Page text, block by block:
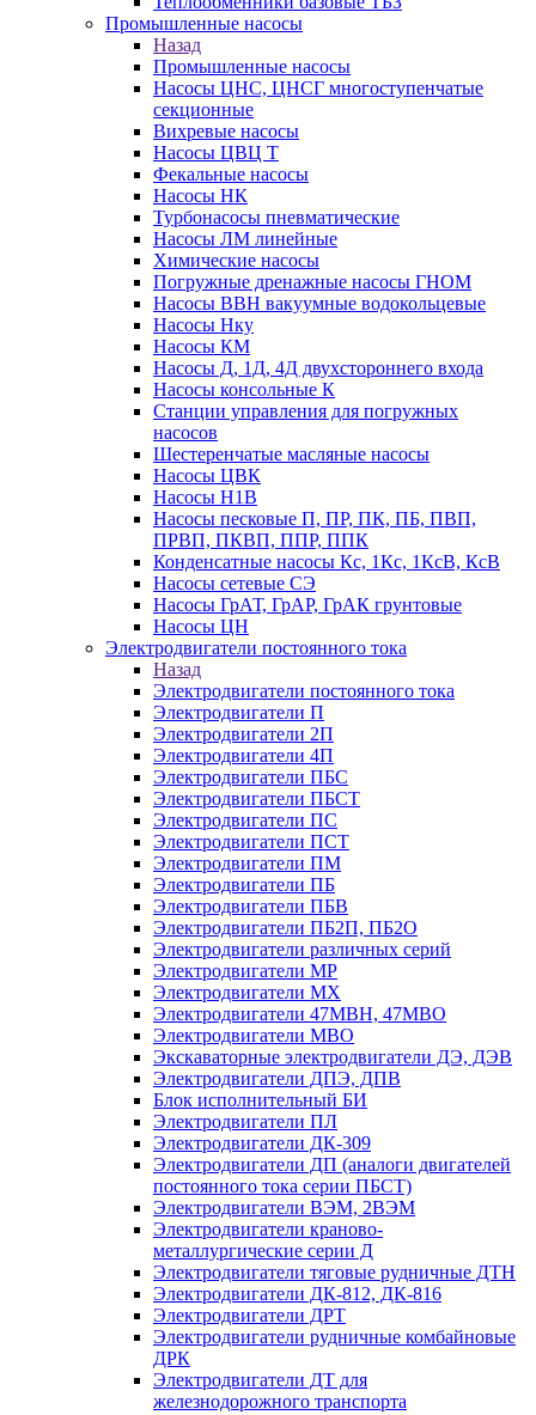
Промышленные насосы
Назад
Промышленные насосы
Насосы ЦНС, ЦНСГ многоступенчатые
секционные
Вихревые насосы
Насосы ЦВЦ Т
Фекальные насосы
Насосы НК
Турбонасосы пневматические
Насосы ЛМ линейные
Химические насосы
Погружные дренажные насосы ГНОМ
Насосы ВВН вакуумные водокольцевые
Насосы Нку
Насосы КМ
Насосы Д, 1Д, 4Д двухстороннего входа
Насосы консольные К
Станции управления для погружных
насосов
Шестеренчатые масляные насосы
Насосы ЦВК
Насосы Н1В
Насосы песковые П, ПР, ПК, ПБ, ПВП,
ПРВП, ПКВП, ППР, ППК
Конденсатные насосы Кс, 1Кс, 1КсВ, КсВ
Насосы сетевые СЭ
Насосы ГрАТ, ГрАР, ГрАК грунтовые
Насосы ЦН
Электродвигатели постоянного тока
Назад
Электродвигатели постоянного тока
Электродвигатели П
Электродвигатели 2П
Электродвигатели 4П
Электродвигатели ПБС
Электродвигатели ПБСТ
Электродвигатели ПС
Электродвигатели ПСТ
Электродвигатели ПМ
Электродвигатели ПБ
Электродвигатели ПБВ
Электродвигатели ПБ2П, ПБ2О
Электродвигатели различных серий
Электродвигатели МР
Электродвигатели MX
Электродвигатели 47MBH, 47МВО
Электродвигатели MBO
Экскаваторные электродвигатели ДЭ, ДЭВ
Электродвигатели ДПЭ, ДПВ
Блок исполнительный БИ
Электродвигатели ПЛ
Электродвигатели ДК-309
Электродвигатели ДП (аналоги двигателей
постоянного тока серии ПБСТ)
Электродвигатели ВЭМ, 2ВЭМ
Электродвигатели краново-
металлургические серии Д
Электродвигатели тяговые рудничные ДТН
Электродвигатели ДК-812, ДК-816
Электродвигатели ДРТ
Электродвигатели рудничные комбайновые
ДРК
Электродвигатели ДТ для
железнодорожного транспорта